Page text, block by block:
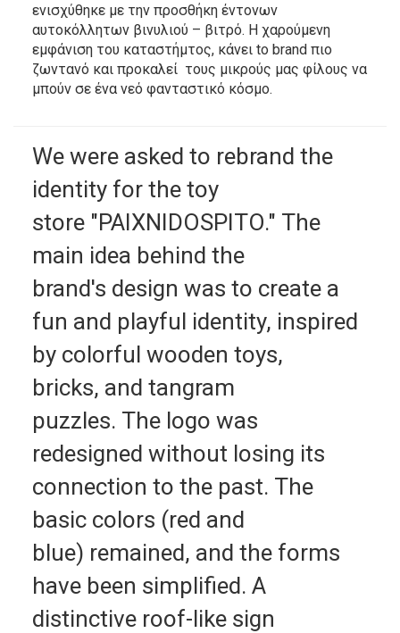
ενισχύθηκε με την προσθήκη έντονων
αυτοκόλλητων βινυλιού – βιτρό. Η χαρούμενη
εμφάνιση του καταστήμτος, κάνει to brand πιο
ζωντανό και προκαλεί τους μικρούς μας φίλους να
μπούν σε ένα νεό φανταστικό κόσμο.
We were asked to rebrand the
identity for the toy
store "PAIXNIDOSPITO." The
main idea behind the
brand's design was to create a
fun and playful identity, inspired
by colorful wooden toys,
bricks, and tangram
puzzles. The logo was
redesigned without losing its
connection to the past. The
basic colors (red and
blue) remained, and the forms
have been simplified. A
distinctive roof-like sign